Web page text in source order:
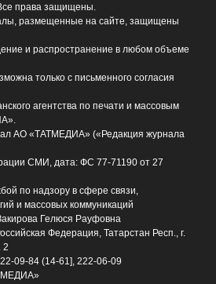
права защищены.
размещенные на сайте, защищены
и распространение в любом объеме
только с письменного согласия
агентства по печати и массовым
АО «ТАТМЕДИА» («Редакция журнала
СМИ, дата: ФС 77-71190 от 27
по надзору в сфере связи,
и массовых коммуникаций
Гелюся Рауфовна
Федерация, Татарстан Респ., г.
2
09-84 (14-61], 222-06-09